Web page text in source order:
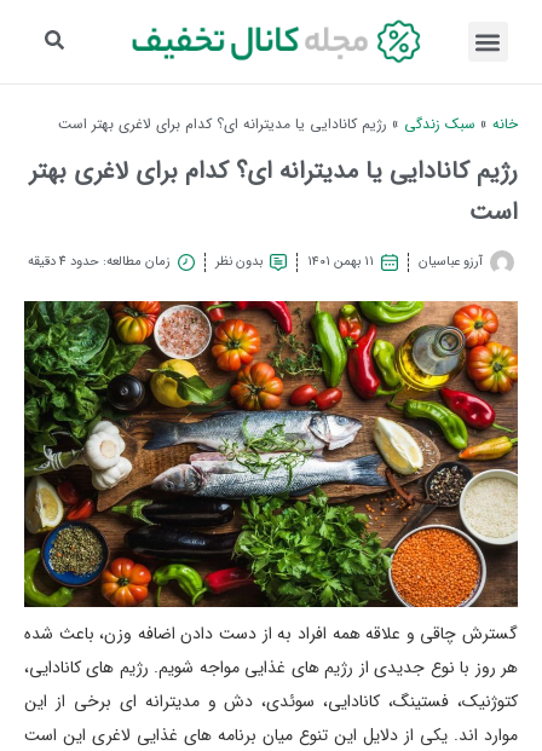
خانه » سبک زندگی » رژیم کانادایی یا مدیترانه ای؟ کدام برای لاغری بهتر است
رژیم کانادایی یا مدیترانه ای؟ کدام برای لاغری بهتر
است
آرزو عباسیان ۱۱ بهمن ۱۴۰۱ بدون نظر زمان مطالعه: حدود 4 دقیقه
گسترش چاقی و علاقه همه افراد به از دست دادن اضافه وزن، باعث شده
هر روز با نوع جدیدی از رژیم های غذایی مواجه شویم. رژیم های کانادایی،
کتوژنیک، فستینگ، کانادایی، سوئدی، دش و مدیترانه ای برخی از این
موارد اند. یکی از دلایل این تنوع میان برنامه های غذایی لاغری این است